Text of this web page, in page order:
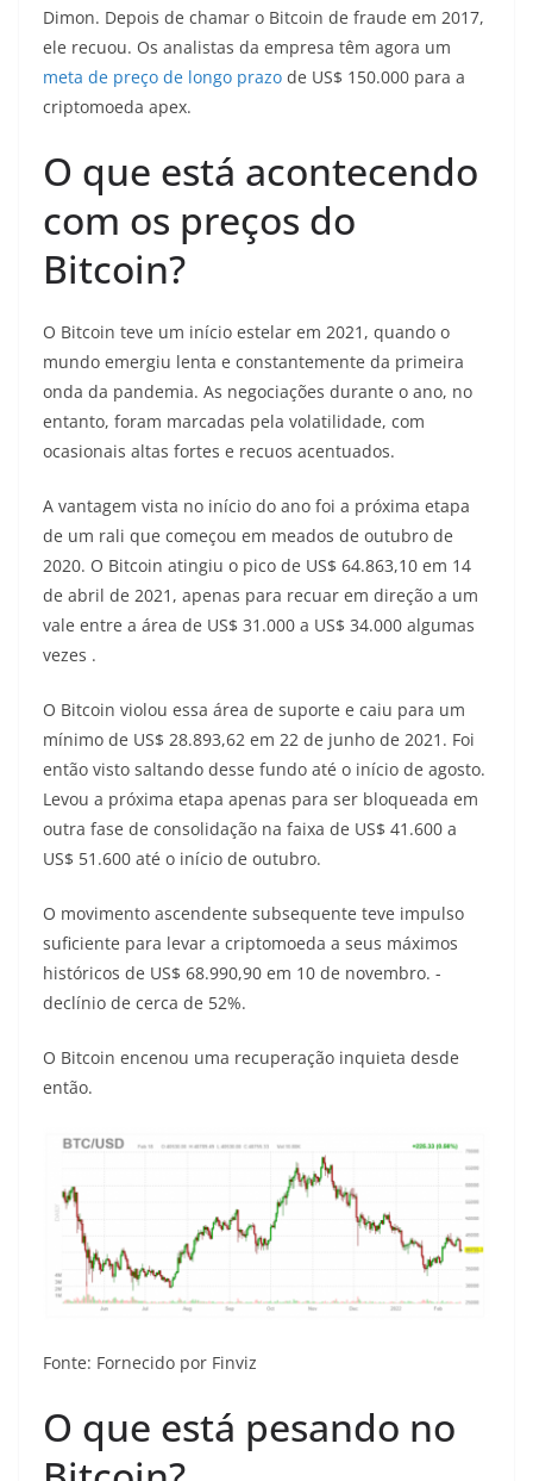
Dimon. Depois de chamar o Bitcoin de fraude em 2017,
ele recuou. Os analistas da empresa têm agora um
meta de preço de longo prazo de US$ 150.000 para a
criptomoeda apex.
O que está acontecendo
com os preços do
Bitcoin?
O Bitcoin teve um início estelar em 2021, quando o
mundo emergiu lenta e constantemente da primeira
onda da pandemia. As negociações durante o ano, no
entanto, foram marcadas pela volatilidade, com
ocasionais altas fortes e recuos acentuados.
A vantagem vista no início do ano foi a próxima etapa
de um rali que começou em meados de outubro de
2020. O Bitcoin atingiu o pico de US$ 64.863,10 em 14
de abril de 2021, apenas para recuar em direção a um
vale entre a área de US$ 31.000 a US$ 34.000 algumas
vezes .
O Bitcoin violou essa área de suporte e caiu para um
mínimo de US$ 28.893,62 em 22 de junho de 2021. Foi
então visto saltando desse fundo até o início de agosto.
Levou a próxima etapa apenas para ser bloqueada em
outra fase de consolidação na faixa de US$ 41.600 a
US$ 51.600 até o início de outubro.
O movimento ascendente subsequente teve impulso
suficiente para levar a criptomoeda a seus máximos
históricos de US$ 68.990,90 em 10 de novembro. -
declínio de cerca de 52%.
O Bitcoin encenou uma recuperação inquieta desde
então.
Fonte: Fornecido por Finviz
O que está pesando no